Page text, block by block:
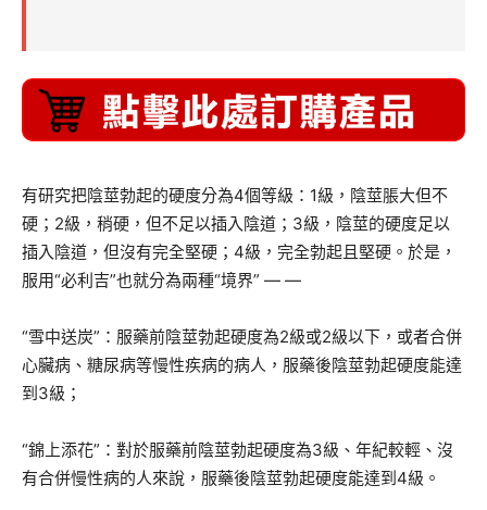
有研究把陰莖勃起的硬度分為4個等級：1級，陰莖脹大但不
硬；2級，稍硬，但不足以插入陰道；3級，陰莖的硬度足以
插入陰道，但沒有完全堅硬；4級，完全勃起且堅硬。於是，
服用“必利吉”也就分為兩種“境界” — —
“雪中送炭”：服藥前陰莖勃起硬度為2級或2級以下，或者合併
心臟病、糖尿病等慢性疾病的病人，服藥後陰莖勃起硬度能達
到3級；
“錦上添花”：對於服藥前陰莖勃起硬度為3級、年紀較輕、沒
有合併慢性病的人來說，服藥後陰莖勃起硬度能達到4級。